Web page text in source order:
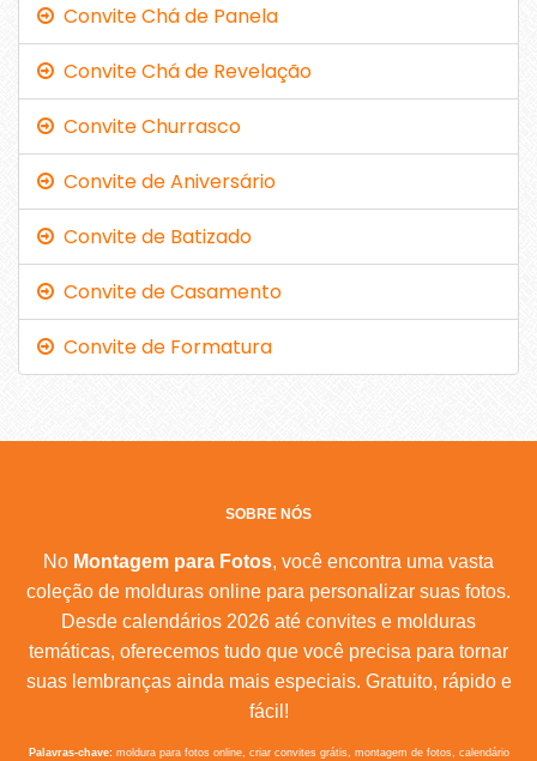
Convite Chá de Panela
Convite Chá de Revelação
Convite Churrasco
Convite de Aniversário
Convite de Batizado
Convite de Casamento
Convite de Formatura
SOBRE NÓS
No Montagem para Fotos, você encontra uma vasta
coleção de molduras online para personalizar suas fotos.
Desde calendários 2026 até convites e molduras
temáticas, oferecemos tudo que você precisa para tornar
suas lembranças ainda mais especiais. Gratuito, rápido e
fácil!
Palavras-chave:moldura para fotos online, criar convites grátis, montagem de fotos, calendário